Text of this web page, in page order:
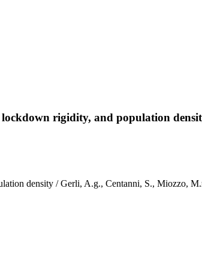
rigidity, and population
density / Gerli, A.g., Centanni, S., Miozzo,